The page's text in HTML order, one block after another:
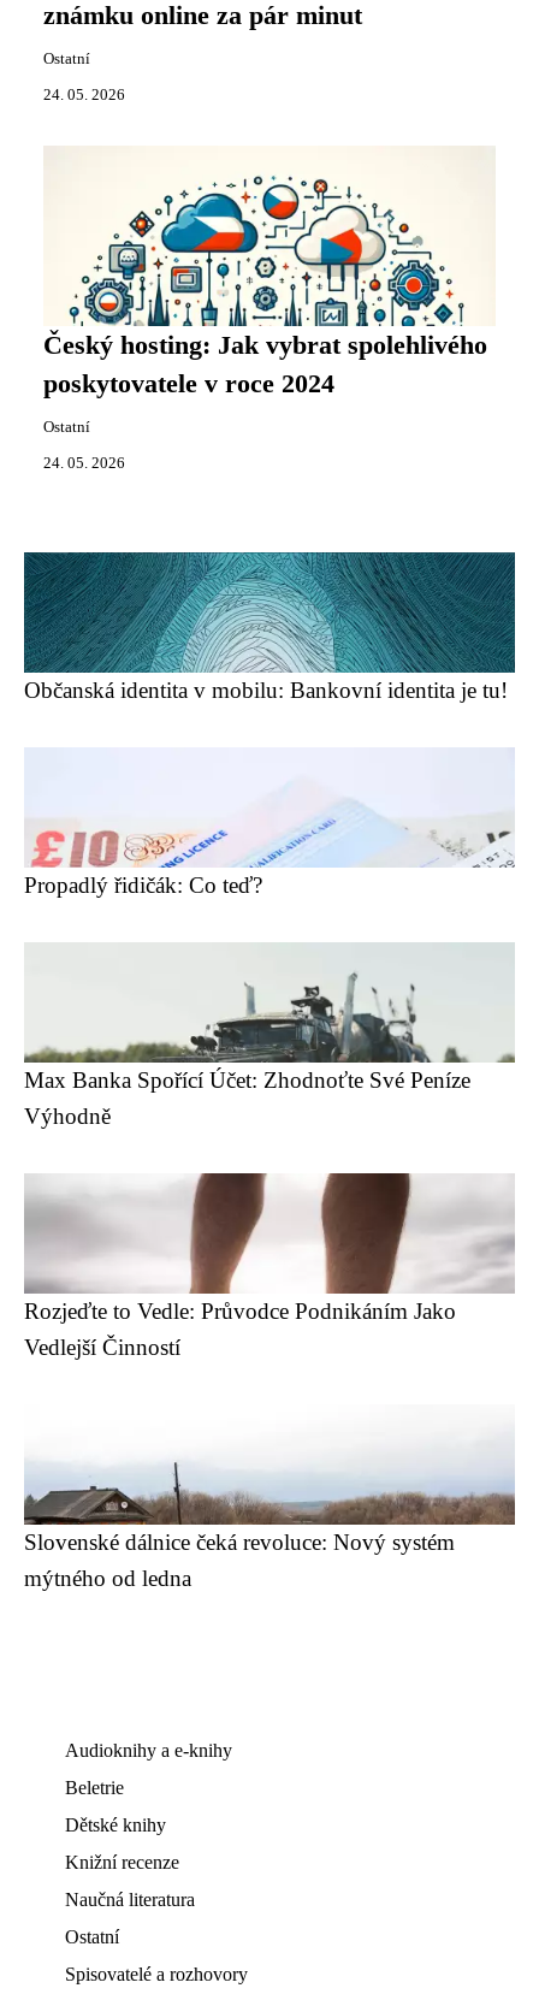
známku online za pár minut
Ostatní
24. 05. 2026
Český hosting: Jak vybrat spolehlivého
poskytovatele v roce 2024
Ostatní
24. 05. 2026
Občanská identita v mobilu: Bankovní identita je tu!
Propadlý řidičák: Co teď?
Max Banka Spořící Účet: Zhodnoťte Své Peníze
Výhodně
Rozjeďte to Vedle: Průvodce Podnikáním Jako
Vedlejší Činností
Slovenské dálnice čeká revoluce: Nový systém
mýtného od ledna
Audioknihy a e-knihy
Beletrie
Dětské knihy
Knižní recenze
Naučná literatura
Ostatní
Spisovatelé a rozhovory